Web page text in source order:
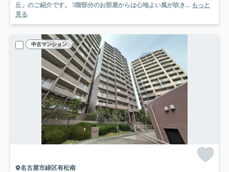
丘」のご紹介です。 5階部分のお部屋からは心地よい風が吹き... もっと
見る
中古マンション
名古屋市緑区有松南